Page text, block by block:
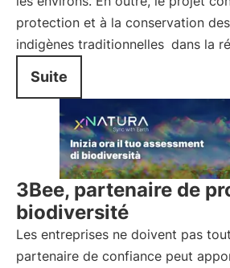
protection et à la conservation des
indigènes traditionnelles dans la
Suite
3Bee, partenaire de
biodiversité
Les entreprises ne doivent pas
partenaire de confiance peut